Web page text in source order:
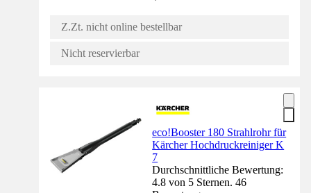
Z.Zt. nicht online bestellbar
Nicht reservierbar
eco!Booster 180 Strahlrohr für
Kärcher Hochdruckreiniger K
7
Durchschnittliche Bewertung:
4.8 von 5 Sternen. 46